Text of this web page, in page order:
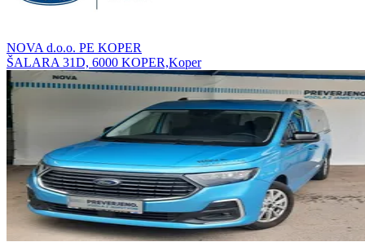
NOVA d.o.o. PE KOPER
ŠALARA 31D, 6000 KOPER,Koper